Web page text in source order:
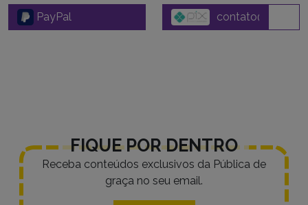
PayPal
FIQUE POR DENTRO
Receba conteúdos exclusivos da Pública de
graça no seu email.